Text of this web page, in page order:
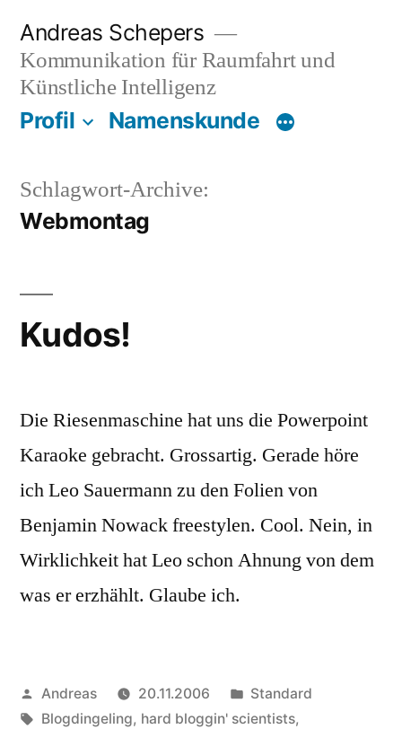
Inhalt
springen
Andreas Schepers
Kommunikation für Raumfahrt und
Künstliche Intelligenz
Profil Namenskunde
Schlagwort-Archive:
Webmontag
Kudos!
Die Riesenmaschine hat uns die Powerpoint
Karaoke gebracht. Grossartig. Gerade höre
ich Leo Sauermann zu den Folien von
Benjamin Nowack freestylen. Cool. Nein, in
Wirklichkeit hat Leo schon Ahnung von dem
was er erzhählt. Glaube ich.
Veröffentlicht
von
Andreas 20.11.2006
Veröffentlicht
in
Standard
Schlagwörter:
Blogdingeling, hard bloggin' scientists,